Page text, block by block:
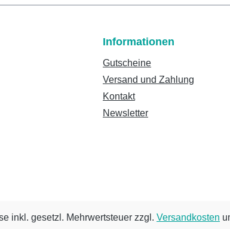
Informationen
Gutscheine
Versand und Zahlung
Kontakt
Newsletter
inkl. gesetzl. Mehrwertsteuer zzgl. Versandkosten